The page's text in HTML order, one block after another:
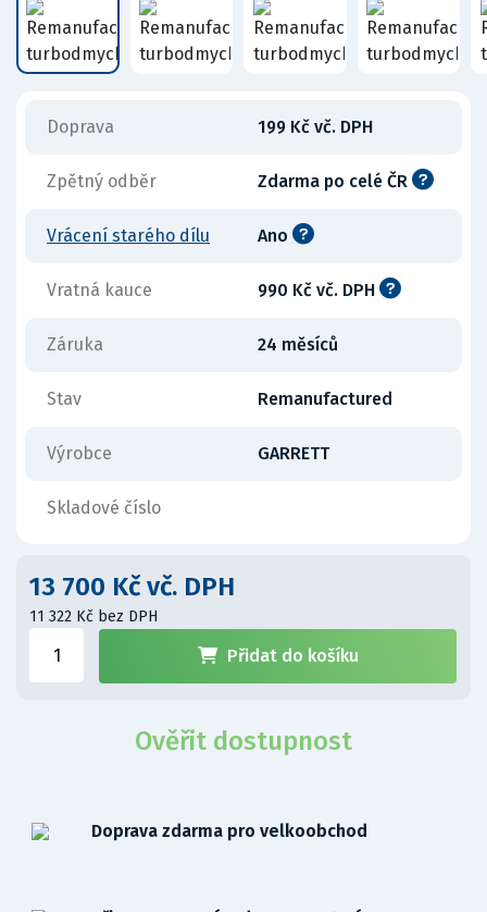
Doprava 199 Kč vč. DPH
Zpětný odběr Zdarma po celé ČR
Vrácení starého dílu Ano
Vratná kauce 990 Kč vč. DPH
Záruka 24 měsíců
Stav Remanufactured
Výrobce GARRETT
Skladové číslo
13 700 Kč vč. DPH
11 322 Kč bez DPH
Přidat do košíku
Ověřit dostupnost
Doprava zdarma pro velkoobchod